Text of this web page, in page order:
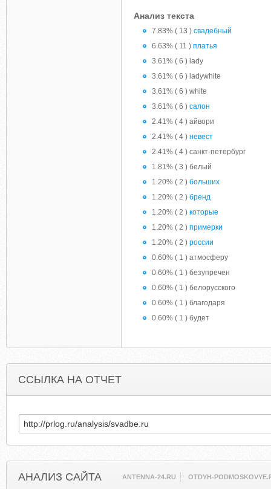
Анализ текста
7.83% ( 13 ) свадебный
6.63% ( 11 ) платья
3.61% ( 6 ) lady
3.61% ( 6 ) ladywhite
3.61% ( 6 ) white
3.61% ( 6 ) салон
2.41% ( 4 ) айвори
2.41% ( 4 ) невест
2.41% ( 4 ) санкт-петербург
1.81% ( 3 ) белый
1.20% ( 2 ) больших
1.20% ( 2 ) бренд
1.20% ( 2 ) которые
1.20% ( 2 ) примерки
1.20% ( 2 ) россии
0.60% ( 1 ) атмосферу
0.60% ( 1 ) безупречен
0.60% ( 1 ) белорусского
0.60% ( 1 ) благодаря
0.60% ( 1 ) будет
ССЫЛКА НА ОТЧЕТ
АНАЛИЗ САЙТА ANTENNA-24.RU OTDYH-